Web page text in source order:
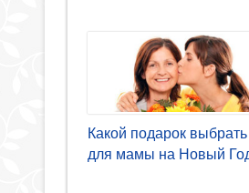
Какой подарок выбрать
для мамы на Новый